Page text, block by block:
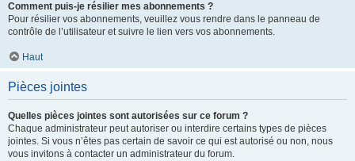
Comment puis-je résilier mes abonnements ?
Pour résilier vos abonnements, veuillez vous rendre dans le panneau de
contrôle de l’utilisateur et suivre le lien vers vos abonnements.
Haut
Pièces jointes
Quelles pièces jointes sont autorisées sur ce forum ?
Chaque administrateur peut autoriser ou interdire certains types de pièces
jointes. Si vous n’êtes pas certain de savoir ce qui est autorisé ou non, nous
vous invitons à contacter un administrateur du forum.